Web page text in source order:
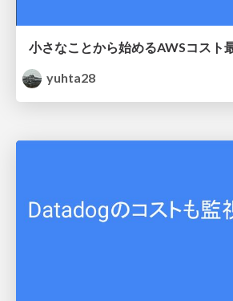
小さなことから始めるAWSコスト
yuhta28